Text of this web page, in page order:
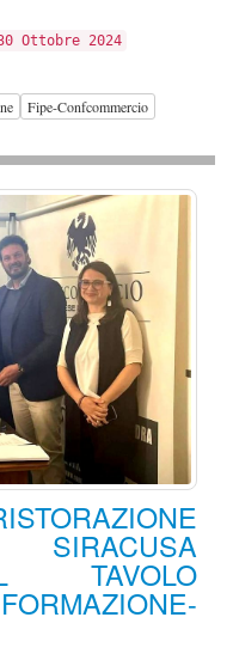
Ottobre 2024
Fipe-Confcommercio
TAVOLO